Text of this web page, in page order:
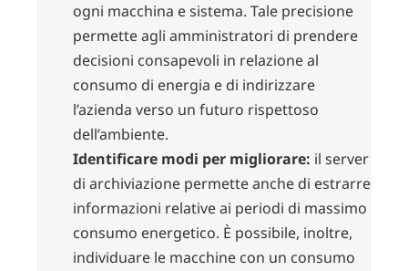
ogni macchina e sistema. Tale precisione
permette agli amministratori di prendere
decisioni consapevoli in relazione al
consumo di energia e di indirizzare
l’azienda verso un futuro rispettoso
dell’ambiente.
Identificare modi per migliorare: il server
di archiviazione permette anche di estrarre
informazioni relative ai periodi di massimo
consumo energetico. È possibile, inoltre,
individuare le macchine con un consumo